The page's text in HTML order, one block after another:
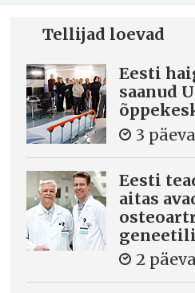
Tellijad loevad
Eesti
saanud
3
Eesti
aitas
2